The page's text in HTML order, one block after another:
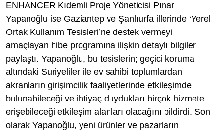
ENHANCER Kıdemli Proje Yöneticisi Pınar
Yapanoğlu ise Gaziantep ve Şanlıurfa illerinde ‘Yerel
Ortak Kullanım Tesisleri’ne destek vermeyi
amaçlayan hibe programına ilişkin detaylı bilgiler
paylaştı. Yapanoğlu, bu tesislerin; geçici koruma
altındaki Suriyeliler ile ev sahibi toplumlardan
akranların girişimcilik faaliyetlerinde etkileşimde
bulunabileceği ve ihtiyaç duydukları birçok hizmete
erişebileceği etkileşim alanları olacağını bildirdi. Son
olarak Yapanoğlu, yeni ürünler ve pazarların